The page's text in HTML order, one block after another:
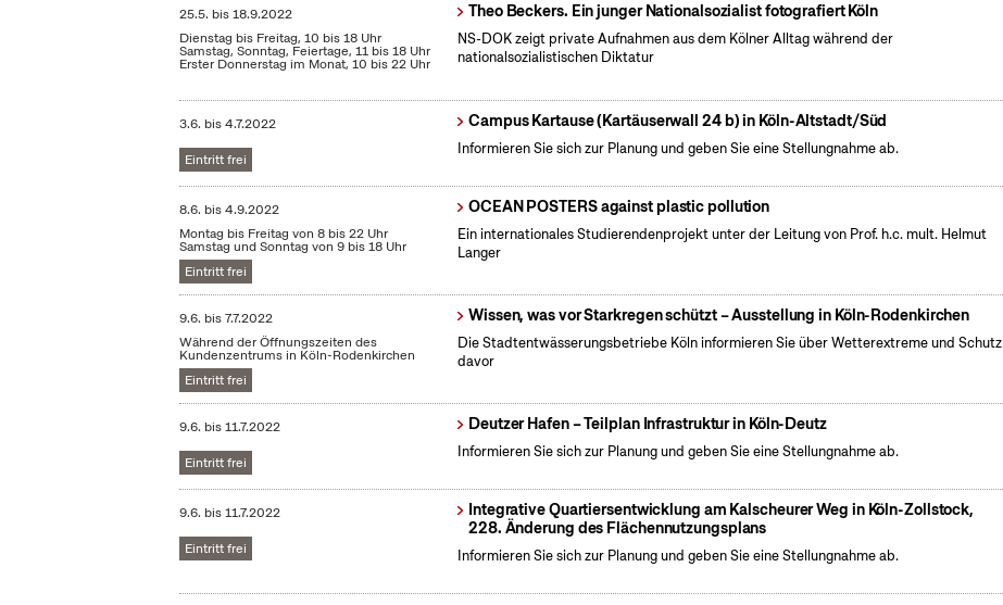
25.5. bis18.9.2022
Dienstag bis Freitag, 10 bis 18 Uhr
Samstag, Sonntag, Feiertage, 11 bis 18 Uhr
Erster Donnerstag im Monat, 10 bis 22 Uhr
Theo Beckers. Ein junger Nationalsozialist fotografiert Köln
NS-DOK zeigt private Aufnahmen aus dem Kölner Alltag während der
nationalsozialistischen Diktatur
3.6. bis4.7.2022
Eintritt frei
Campus Kartause (Kartäuserwall 24 b) in Köln-Altstadt/Süd
Informieren Sie sich zur Planung und geben Sie eine Stellungnahme ab.
8.6. bis4.9.2022
Montag bis Freitag von 8 bis 22 Uhr
Samstag und Sonntag von 9 bis 18 Uhr
Eintritt frei
OCEAN POSTERS against plastic pollution
Ein internationales Studierendenprojekt unter der Leitung von Prof. h.c. mult. Helmut
Langer
9.6. bis7.7.2022
Während der Öffnungszeiten des
Kundenzentrums in Köln-Rodenkirchen
Eintritt frei
Wissen, was vor Starkregen schützt – Ausstellung in Köln-Rodenkirchen
Die Stadtentwässerungsbetriebe Köln informieren Sie über Wetterextreme und Schutz
davor
9.6. bis11.7.2022
Eintritt frei
Deutzer Hafen – Teilplan Infrastruktur in Köln-Deutz
Informieren Sie sich zur Planung und geben Sie eine Stellungnahme ab.
9.6. bis11.7.2022
Eintritt frei
Integrative Quartiersentwicklung am Kalscheurer Weg in Köln-Zollstock,
228. Änderung des Flächennutzungsplans
Informieren Sie sich zur Planung und geben Sie eine Stellungnahme ab.